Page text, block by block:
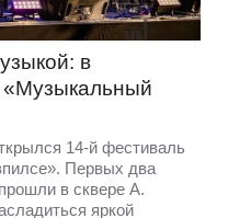
в
«Музыкальный
14-й фестиваль
Первых два
в сквере А.
яркой